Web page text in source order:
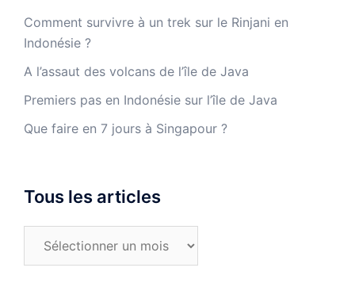
Comment survivre à un trek sur le Rinjani en
Indonésie ?
A l’assaut des volcans de l’île de Java
Premiers pas en Indonésie sur l’île de Java
Que faire en 7 jours à Singapour ?
Tous les articles